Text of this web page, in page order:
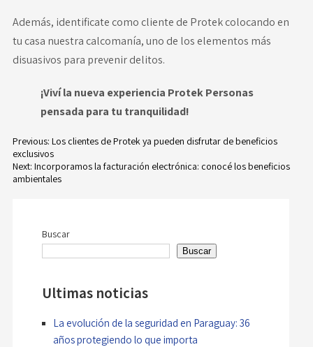
Además, identificate como cliente de Protek colocando en
tu casa nuestra calcomanía, uno de los elementos más
disuasivos para prevenir delitos.
¡Viví la nueva experiencia Protek Personas
pensada para tu tranquilidad!
Navegación
entradas
Previous: Los clientes de Protek ya pueden disfrutar de beneficios
exclusivos
Next: Incorporamos la facturación electrónica: conocé los beneficios
ambientales
Buscar
Buscar
Ultimas noticias
La evolución de la seguridad en Paraguay: 36
años protegiendo lo que importa